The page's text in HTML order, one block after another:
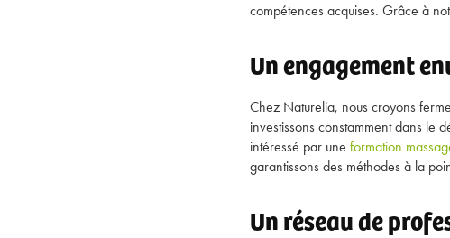
compétences acquises. Grâce à
Un engagement
Chez Naturelia, nous croyons
investissons constamment dans le
intéressé par une formation
garantissons des méthodes à la
Un réseau de